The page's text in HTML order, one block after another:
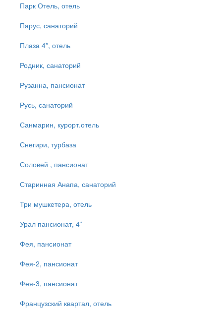
Парк Отель, отель
Парус, санаторий
Плаза 4*, отель
Родник, санаторий
Рузанна, пансионат
Русь, санаторий
Санмарин, курорт.отель
Снегири, турбаза
Соловей , пансионат
Старинная Анапа, санаторий
Три мушкетера, отель
Урал пансионат, 4*
Фея, пансионат
Фея-2, пансионат
Фея-3, пансионат
Французский квартал, отель